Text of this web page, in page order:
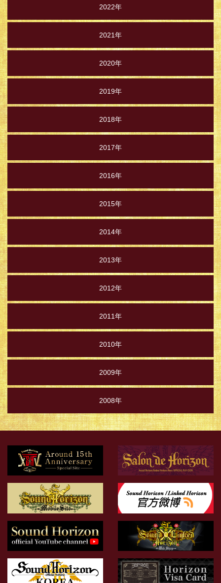
2022年
2021年
2020年
2019年
2018年
2017年
2016年
2015年
2014年
2013年
2012年
2011年
2010年
2009年
2008年